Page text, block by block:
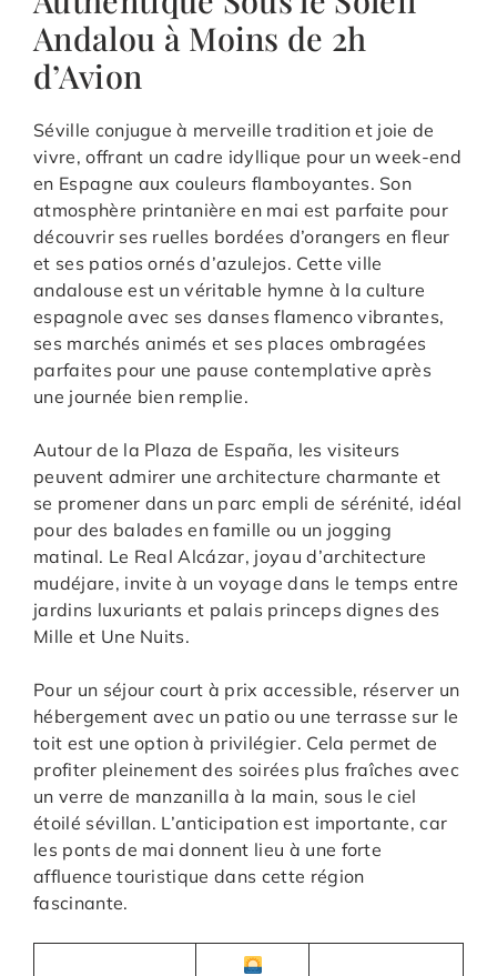
Andalou à Moins de 2h
d’Avion
Séville conjugue à merveille tradition et joie de
vivre, offrant un cadre idyllique pour un week-end
en Espagne aux couleurs flamboyantes. Son
atmosphère printanière en mai est parfaite pour
découvrir ses ruelles bordées d’orangers en fleur
et ses patios ornés d’azulejos. Cette ville
andalouse est un véritable hymne à la culture
espagnole avec ses danses flamenco vibrantes,
ses marchés animés et ses places ombragées
parfaites pour une pause contemplative après
une journée bien remplie.
Autour de la Plaza de España, les visiteurs
peuvent admirer une architecture charmante et
se promener dans un parc empli de sérénité, idéal
pour des balades en famille ou un jogging
matinal. Le Real Alcázar, joyau d’architecture
mudéjare, invite à un voyage dans le temps entre
jardins luxuriants et palais princeps dignes des
Mille et Une Nuits.
Pour un séjour court à prix accessible, réserver un
hébergement avec un patio ou une terrasse sur le
toit est une option à privilégier. Cela permet de
profiter pleinement des soirées plus fraîches avec
un verre de manzanilla à la main, sous le ciel
étoilé sévillan. L’anticipation est importante, car
les ponts de mai donnent lieu à une forte
affluence touristique dans cette région
fascinante.